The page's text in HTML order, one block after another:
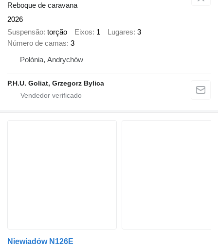
Reboque de caravana
2026
Suspensão torção Eixos 1 Lugares 3
Número de camas 3
Polónia, Andrychów
P.H.U. Goliat, Grzegorz Bylica
Niewiadów N126E